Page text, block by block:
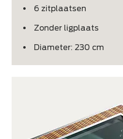
6 zitplaatsen
Zonder ligplaats
Diameter: 230 cm